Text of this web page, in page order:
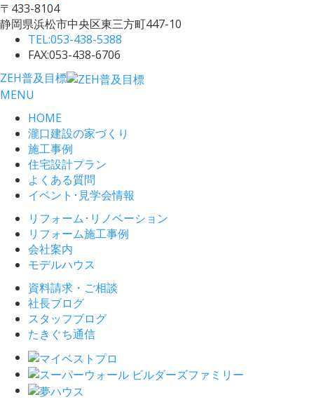
〒433-8104
静岡県浜松市中央区東三方町447-10
TEL:053-438-5388
FAX:053-438-6706
ZEH普及目標
MENU
HOME
瀧口建設の家づくり
施工事例
住宅設計プラン
よくある質問
イベント･見学会情報
リフォーム･リノベーション
リフォーム施工事例
会社案内
モデルハウス
資料請求・ご相談
社長ブログ
スタッフブログ
たきぐち通信